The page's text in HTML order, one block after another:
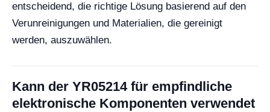
entscheidend, die richtige Lösung basierend auf den
Verunreinigungen und Materialien, die gereinigt
werden, auszuwählen.
Kann der YR05214 für empfindliche
elektronische Komponenten verwendet